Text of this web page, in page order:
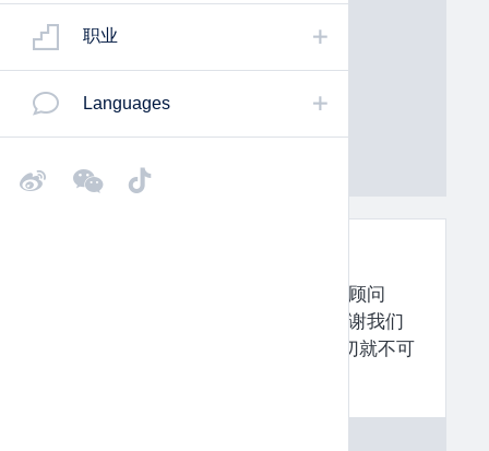
我们非常荣幸今年再一次获得最佳顾问
奖。要感谢客户对我们的信任，感谢我们
员工的辛勤付出! 没有你们，这一切就不可
职业
Languages